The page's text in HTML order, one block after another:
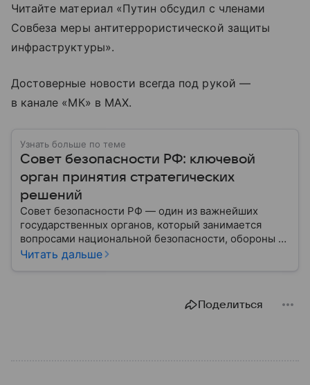
Читайте материал «Путин обсудил с членами
Совбеза меры антитеррористической защиты
инфраструктуры».
Достоверные новости всегда под рукой —
в канале «МК» в MAX.
Узнать больше по теме
Совет безопасности РФ: ключевой
орган принятия стратегических
решений
Совет безопасности РФ — один из важнейших
государственных органов, который занимается
вопросами национальной безопасности, обороны и
стратегического планирования. В этом материале
Читать дальше
Поделиться